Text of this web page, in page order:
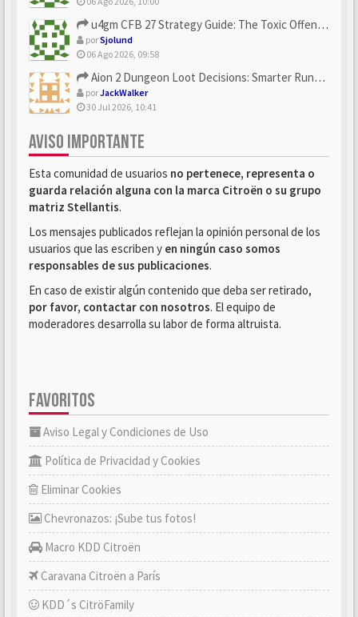
u4gm CFB 27 Strategy Guide: The Toxic Offensive Scheme Your ...
porSjolund
06 Ago 2026, 09:58
Aion 2 Dungeon Loot Decisions: Smarter Runs With U4N
porJackWalker
30 Jul 2026, 10:41
AVISO IMPORTANTE
Esta comunidad de usuarios no pertenece, representa o
guarda relación alguna con la marca Citroën o su grupo
matriz Stellantis.
Los mensajes publicados reflejan la opinión personal de los
usuarios que las escriben y en ningún caso somos
responsables de sus publicaciones.
En caso de existir algún contenido que deba ser retirado,
por favor, contactar con nosotros. El equipo de
moderadores desarrolla su labor de forma altruista.
FAVORITOS
Aviso Legal y Condiciones de Uso
Política de Privacidad y Cookies
Eliminar Cookies
Chevronazos: ¡Sube tus fotos!
Macro KDD Citroën
Caravana Citroën a París
KDD´s CitröFamily